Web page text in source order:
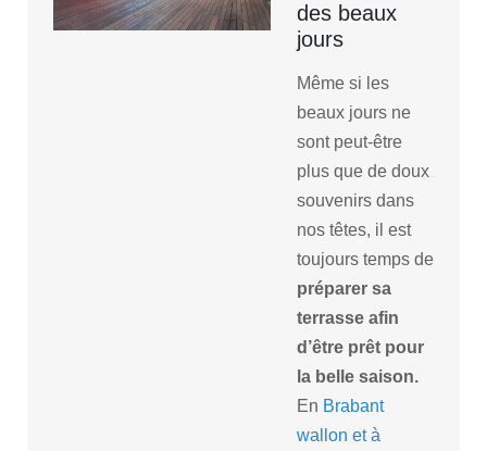
des beaux
jours
Même si les
beaux jours ne
sont peut-être
plus que de doux
souvenirs dans
nos têtes, il est
toujours temps de
préparer sa
terrasse afin
d’être prêt pour
la belle saison.
En Brabant
wallon et à